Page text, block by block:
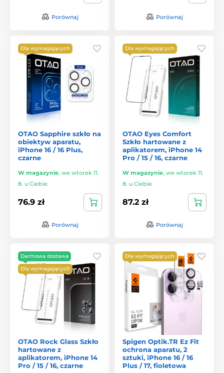
Porównaj Porównaj
Dla wymagających
OTAO Sapphire szkło na
obiektyw aparatu,
iPhone 16 / 16 Plus,
czarne
W magazynie, we wtorek 11.
8. u Ciebie
76.9 zł
Porównaj
Dla wymagających
OTAO Eyes Comfort
Szkło hartowane z
aplikatorem, iPhone 14
Pro / 15 / 16, czarne
W magazynie, we wtorek 11.
8. u Ciebie
87.2 zł
Porównaj
Darmowa dostawa
Dla wymagających
OTAO Rock Glass Szkło
hartowane z
aplikatorem, iPhone 14
Pro / 15 / 16, czarne
Dla wymagających
Spigen Optik.TR Ez Fit
ochrona aparatu, 2
sztuki, iPhone 16 / 16
Plus / 17, fioletowa